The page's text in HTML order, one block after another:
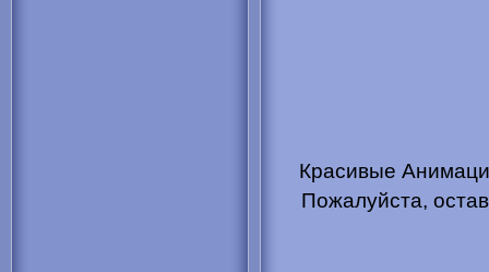
Красивые
Пожалуйста,